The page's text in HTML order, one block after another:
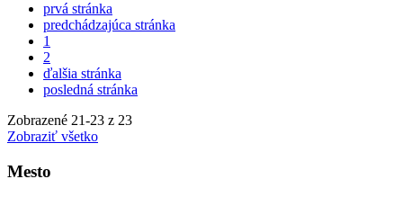
prvá stránka
predchádzajúca stránka
1
2
ďalšia stránka
posledná stránka
Zobrazené 21-23 z 23
Zobraziť všetko
Mesto